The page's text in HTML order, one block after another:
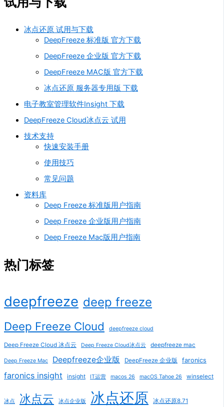
冰点还原 试用与下载
DeepFreeze 标准版 官方下载
DeepFreeze 企业版 官方下载
DeepFreeze MAC版 官方下载
冰点还原 服务器专用版 下载
电子教室管理软件Insight 下载
DeepFreeze Cloud冰点云 试用
技术支持
快速安装手册
使用技巧
常见问题
资料库
Deep Freeze 标准版用户指南
Deep Freeze 企业版用户指南
Deep Freeze Mac版用户指南
热门标签
deepfreeze deep freeze
Deep Freeze Cloud deepfreeze cloud
Deep Freeze Cloud 冰点云 Deep Freeze Cloud冰点云 deepfreeze mac
Deep Freeze Mac Deepfreeze企业版 DeepFreeze 企业版 faronics
faronics insight insight IT运营 macos 26 macOS Tahoe 26 winselect
冰点 冰点云 冰点企业版 冰点还原 冰点还原8.71